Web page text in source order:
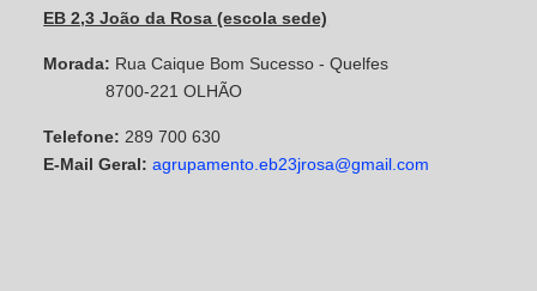
EB 2,3 João da Rosa (escola sede)
Morada: Rua Caique Bom Sucesso - Quelfes
8700-221 OLHÃO
Telefone: 289 700 630
E-Mail Geral: agrupamento.eb23jrosa@gmail.com